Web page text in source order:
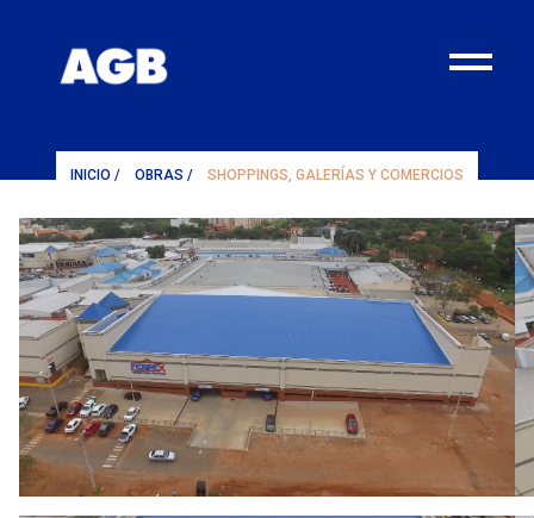
¨
INICIO / OBRAS / SHOPPINGS, GALERÍAS Y COMERCIOS